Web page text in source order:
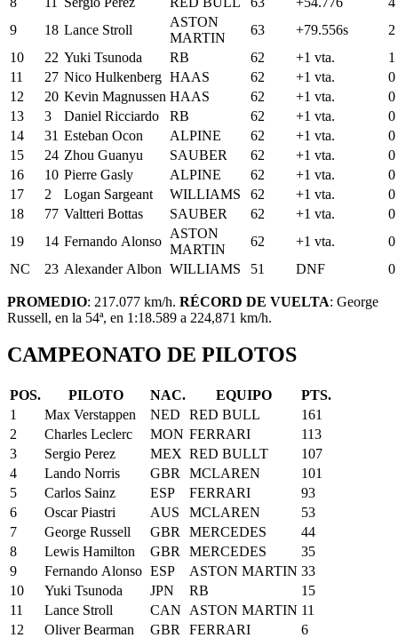
9
18 Lance Stroll
ASTON
MARTIN
63 +79.556s
2
10
22 Yuki Tsunoda RB 62 +1 vta.
1
11
27 Nico Hulkenberg HAAS 62 +1 vta.
0
12
20 Kevin Magnussen HAAS 62 +1 vta.
0
13
3 Daniel Ricciardo RB 62 +1 vta.
0
14
31 Esteban Ocon ALPINE 62 +1 vta.
0
15
24 Zhou Guanyu SAUBER 62 +1 vta.
0
16
10 Pierre Gasly ALPINE 62 +1 vta.
0
17
2 Logan Sargeant WILLIAMS 62 +1 vta.
0
18
77 Valtteri Bottas SAUBER 62 +1 vta.
0
19
14 Fernando Alonso
ASTON
MARTIN
62 +1 vta.
0
NC
23 Alexander Albon WILLIAMS 51 DNF 0
PROMEDIO: 217.077 km/h. RÉCORD DE VUELTA: George
Russell, en la 54ª, en 1:18.589 a 224,871 km/h.
CAMPEONATO DE PILOTOS
POS. PILOTO NAC. EQUIPO
PTS.
1
Max Verstappen NED RED BULL
161
2
Charles Leclerc MON FERRARI
113
3
Sergio Perez MEX RED BULLT
107
4
Lando Norris GBR MCLAREN
101
5
Carlos Sainz ESP FERRARI
93
6
Oscar Piastri AUS MCLAREN
53
7
George Russell GBR MERCEDES
44
8
Lewis Hamilton GBR MERCEDES
35
9
Fernando Alonso ESP ASTON MARTIN 33
10
Yuki Tsunoda JPN RB
15
11
Lance Stroll CAN ASTON MARTIN 11
12
Oliver Bearman GBR FERRARI
6